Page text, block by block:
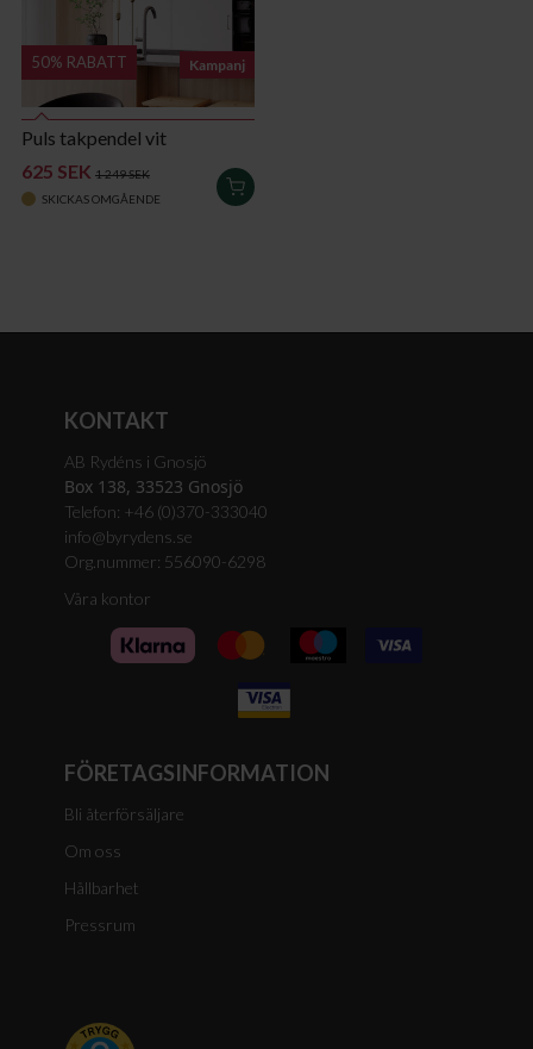
50% RABATT
Puls takpendel vit
Kampanj
625 SEK 1 249 SEK
LÄGG
I
SKICKAS OMGÅENDE
KONTAKT
AB Rydéns i Gnosjö
Box 138, 33523 Gnosjö
Telefon: +46 (0)370-333040
info@byrydens.se
Org.nummer: 556090-6298
Våra kontor
FÖRETAGSINFORMATION
Bli återförsäljare
Om oss
Hållbarhet
Pressrum